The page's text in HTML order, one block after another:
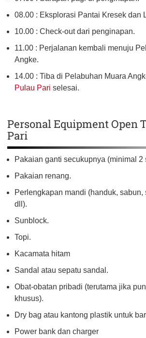
08.00 : Eksplorasi Pantai Kresek dan
10.00 : Check-out dari penginapan.
11.00 : Perjalanan kembali menuju
Angke.
14.00 : Tiba di Pelabuhan Muara
Pulau Pari selesai.
Personal Equipment Open
Pari
Pakaian ganti secukupnya (minimal 2
Pakaian renang.
Perlengkapan mandi (handuk, sabun,
dll).
Sunblock.
Topi.
Kacamata hitam
Sandal atau sepatu sandal.
Obat-obatan pribadi (terutama jika
khusus).
Dry bag atau kantong plastik untuk
Power bank dan charger